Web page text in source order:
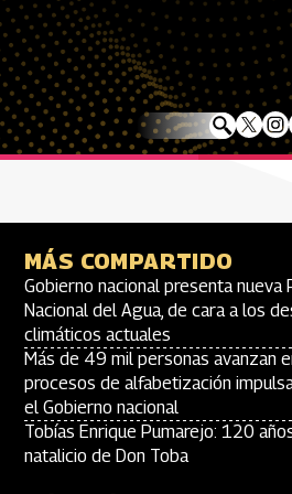
MÁS COMPARTIDO
Gobierno nacional presenta nueva
Nacional del Agua, de cara a los
climáticos actuales
Más de 49 mil personas avanzan
procesos de alfabetización
el Gobierno nacional
Tobías Enrique Pumarejo: 120
natalicio de Don Toba